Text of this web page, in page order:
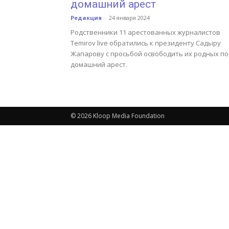
домашний арест
Редакция - 24 января 2024
Родственники 11 арестованных журналистов
Temirov live обратились к президенту Садыру
Жапарову с просьбой освободить их родных
домашний арест.
© 2026 Kloop Media Foundation